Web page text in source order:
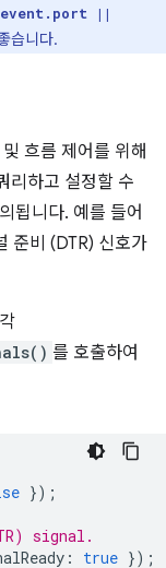
event.port ||
습니다.
흐름 제어를 위해
리하고 설정할 수
됩니다. 예를 들어
준비 (DTR) 신호가
를 호출하여
});
signal.
: true });